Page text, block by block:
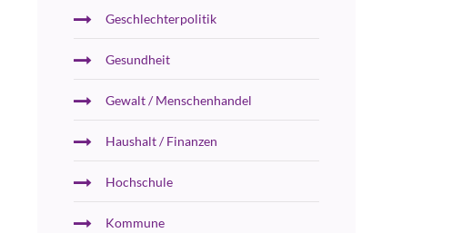
Geschlechterpolitik
Gesundheit
Gewalt / Menschenhandel
Haushalt / Finanzen
Hochschule
Kommune